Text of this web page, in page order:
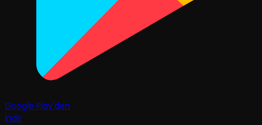
Google Play'den
İndir